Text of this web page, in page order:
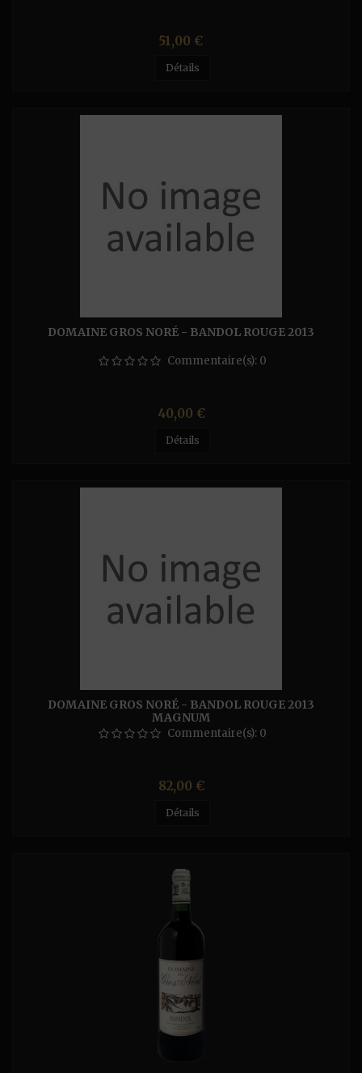
Prix
51,00 €
Détails
DOMAINE GROS NORÉ - BANDOL ROUGE 2013
Commentaire(s): 0
Prix
40,00 €
Détails
DOMAINE GROS NORÉ - BANDOL ROUGE 2013
MAGNUM
Commentaire(s): 0
Prix
82,00 €
Détails